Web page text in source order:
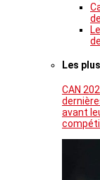
Les
CAN
avant